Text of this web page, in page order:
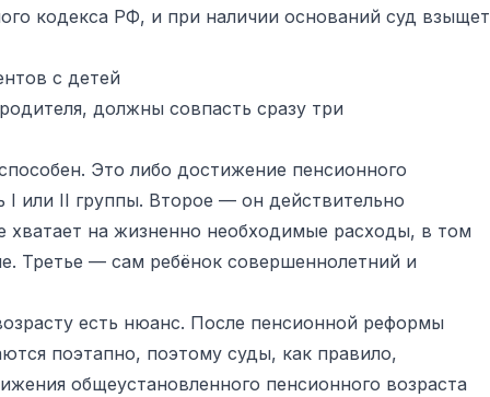
кодекса РФ, и при наличии оснований суд взыщет
с детей
должны совпасть сразу три
Это либо достижение пенсионного
I или II группы. Второе — он действительно
хватает на жизненно необходимые расходы, в том
Третье — сам ребёнок совершеннолетний и
есть нюанс. После пенсионной реформы
поэтапно, поэтому суды, как правило,
общеустановленного пенсионного возраста